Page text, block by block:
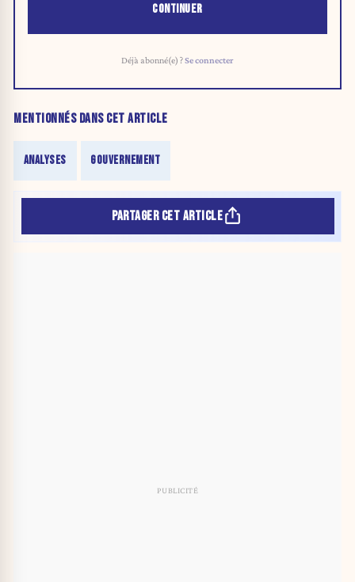
CONTINUER
Déjà abonné(e) ?Se connecter
MENTIONNÉS DANS CET ARTICLE
ANALYSES GOUVERNEMENT
PARTAGER CET ARTICLE